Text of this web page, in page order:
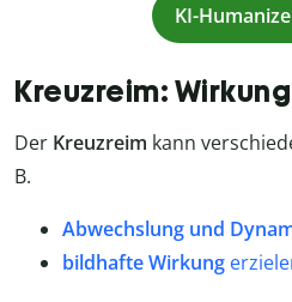
KI-
Kreuzreim: Wirkung
Der Kreuzreim kann
B.
Abwechslung und
bildhafte Wirkung